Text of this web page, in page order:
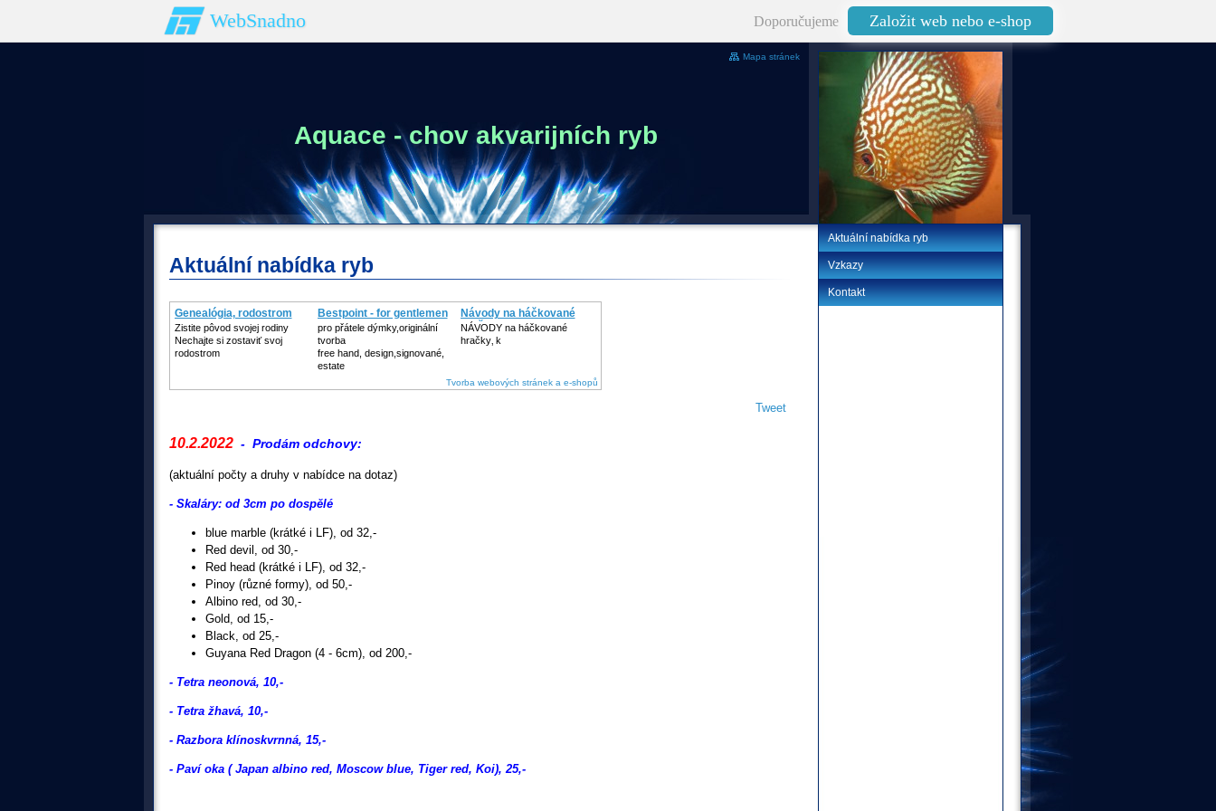
WebSnadno Doporučujeme Založit web nebo e-shop
Aquace - chov akvarijních ryb
Mapa stránek
Aktuální nabídka ryb
Genealógia, rodostrom
Zistite pôvod svojej rodiny
Nechajte si zostaviť svoj
rodostrom
Bestpoint - for gentlemen
pro přátele dýmky,originální
tvorba
free hand, design,signované,
estate
Návody na háčkované
hračk
NÁVODY na háčkované
hračky‚ k
Tvorba webových stránek a e-shopů
Tweet
10.2.2022- Prodám odchovy:
(aktuální počty a druhy v nabídce na dotaz)
- Skaláry: od 3cm po dospělé
blue marble (krátké i LF), od 32,-
Red devil, od 30,-
Red head (krátké i LF), od 32,-
Pinoy (různé formy), od 50,-
Albino red, od 30,-
Gold, od 15,-
Black, od 25,-
Guyana Red Dragon (4 - 6cm), od 200,-
- Tetra neonová, 10,-
- Tetra žhavá, 10,-
- Razbora klínoskvrnná, 15,-
- Paví oka ( Japan albino red, Moscow blue, Tiger red, Koi), 25,-
Aktuální nabídka ryb
Vzkazy
Kontakt